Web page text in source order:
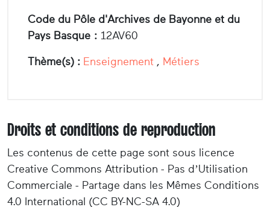
Code du Pôle d'Archives de Bayonne et du
Pays Basque : 12AV60
Thème(s) : Enseignement , Métiers
Droits et conditions de reproduction
Les contenus de cette page sont sous licence
Creative Commons Attribution - Pas d’Utilisation
Commerciale - Partage dans les Mêmes Conditions
4.0 International (CC BY-NC-SA 4.0)